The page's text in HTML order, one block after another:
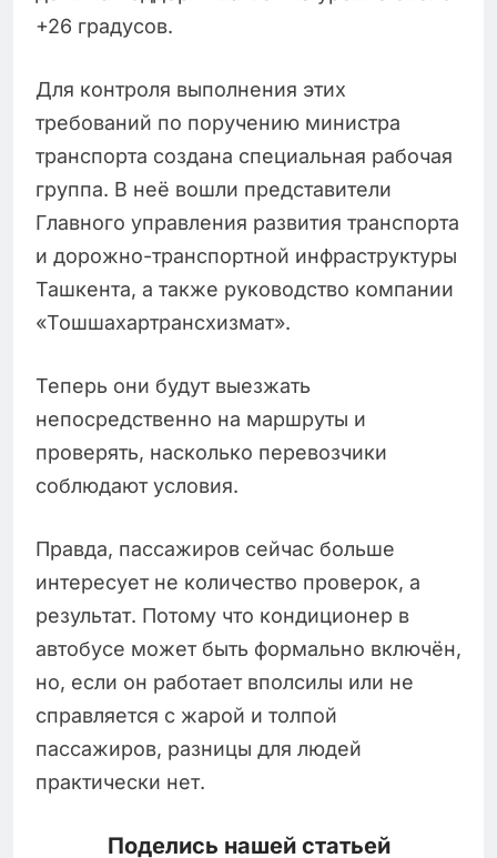
+26 градусов.
Для контроля выполнения этих
требований по поручению министра
транспорта создана специальная рабочая
группа. В неё вошли представители
Главного управления развития транспорта
и дорожно-транспортной инфраструктуры
Ташкента, а также руководство компании
«Тошшахартрансхизмат».
Теперь они будут выезжать
непосредственно на маршруты и
проверять, насколько перевозчики
соблюдают условия.
Правда, пассажиров сейчас больше
интересует не количество проверок, а
результат. Потому что кондиционер в
автобусе может быть формально включён,
но, если он работает вполсилы или не
справляется с жарой и толпой
пассажиров, разницы для людей
практически нет.
Поделись нашей статьей